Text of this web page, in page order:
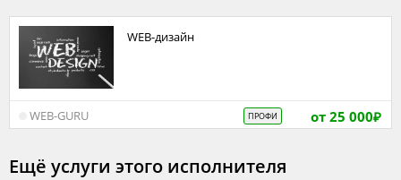
WEB-дизайн
от 25 000₽
ПРОФИ
WEB-GURU
Ещё услуги этого исполнителя